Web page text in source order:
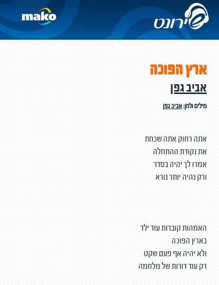
ארץ הפוכה
אביב גפן
מילים ולחן:אביב גפן
אתה רחוק אתה שכחת
את נקודת ההתחלה
אמרו לך יהיה בסדר
ורק נהיה יותר נורא
האמהות קוברות עוד ילד
בארץ הפוכה
ולא יהיה אף פעם שקט
רק עוד דורות של מלחמה